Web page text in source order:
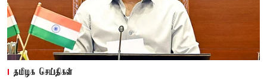
தமிழக செய்திகள்